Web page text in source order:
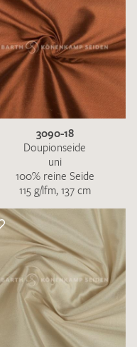
3090-18
Doupionseide
uni
100% reine Seide
115 g/lfm, 137 cm